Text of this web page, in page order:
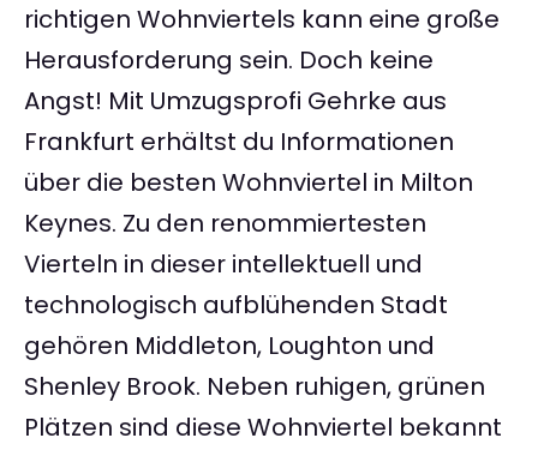
richtigen Wohnviertels kann eine große
Herausforderung sein. Doch keine
Angst! Mit Umzugsprofi Gehrke aus
Frankfurt erhältst du Informationen
über die besten Wohnviertel in Milton
Keynes. Zu den renommiertesten
Vierteln in dieser intellektuell und
technologisch aufblühenden Stadt
gehören Middleton, Loughton und
Shenley Brook. Neben ruhigen, grünen
Plätzen sind diese Wohnviertel bekannt